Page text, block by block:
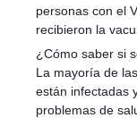
personas con el
recibieron la
¿Cómo saber si
La mayoría de
están infectadas
problemas de